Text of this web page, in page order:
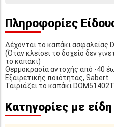
Πληροφορίες
Δέχονται το καπάκι ασφαλείας
(Όταν κλείσει το δοχείο δεν
το καπάκι)
Θερμοκρασία αντοχής από -40
Εξαιρετικής ποιότητας, Sabert
Ταιριάζει το καπάκι
Κατηγορίες με